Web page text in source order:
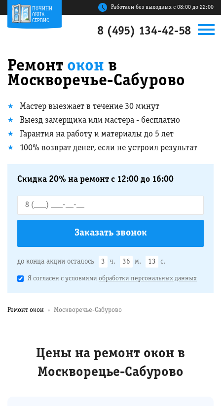
ПОЧИНИ
ОКНА -
СЕРВИС
Работаем без выходных с 08:00 до 22:00
8 (495) 134-42-58
Ремонт окон в
Москворечье-Сабурово
Мастер выезжает в течение 30 минут
Выезд замерщика или мастера - бесплатно
Гарантия на работу и материалы до 5 лет
100% возврат денег, если не устроил результат
Скидка 20% на ремонт с 12:00 до 16:00
до конца акции осталось 3 ч. 36 м. 12 с.
Я согласен с условиями обработки персональных данных
Ремонт окон Москворечье-Сабурово
Цены на ремонт окон в
Москворецье-Сабурово